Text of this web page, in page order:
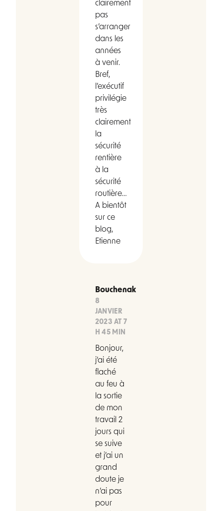
clairement
pas
s’arranger
dans les
années
à venir.
Bref,
l’exécutif
privilégie
très
clairement
la
sécurité
rentière
à la
sécurité
routière…
A bientôt
sur ce
blog,
Etienne
Bouchenak
8
JANVIER
2023 AT 7
H 45 MIN
Bonjour,
j’ai été
flaché
au feu à
la sortie
de mon
travail 2
jours qui
se suive
et j’ai un
grand
doute je
n’ai pas
pour